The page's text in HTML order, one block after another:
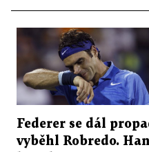
Federer se dál
vyběhl Robredo.